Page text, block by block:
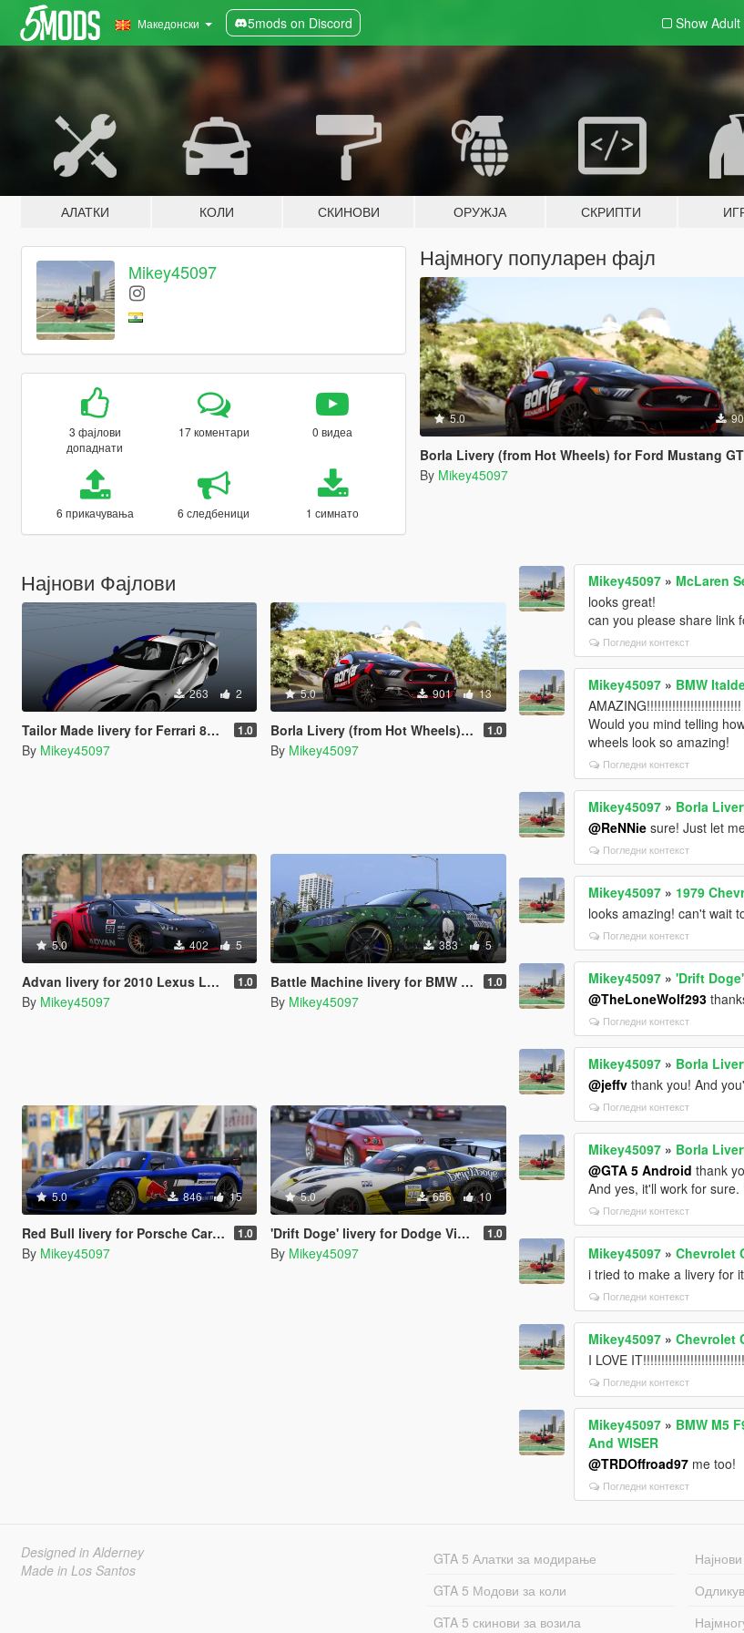
Македонски 5mods on Discord Show Adult
АЛАТКИ КОЛИ СКИНОВИ ОРУЖЈА СКРИПТИ
Mikey45097
3 фајлови
допаднати
17 коментари 0 видеа
6 прикачувања 6 следбеници 1 симнато
Најмногу популарен фајл
5.0
Borla Livery (from Hot Wheels) for Ford Mustang GT
By Mikey45097
Најнови Фајлови
263 2
Tailor Made livery for Ferrari 812 Superfast 1.0
By Mikey45097
5.0 901 13
Borla Livery (from Hot Wheels) for Ford Mustang GT 1.0
By Mikey45097
5.0 402 5
Advan livery for 2010 Lexus LF-A 1.0
By Mikey45097
383 5
Battle Machine livery for BMW M2 1.0
By Mikey45097
5.0 846 15
Red Bull livery for Porsche Carrera GT 1.0
By Mikey45097
5.0 656 10
'Drift Doge' livery for Dodge Viper ACR 1.0
By Mikey45097
Mikey45097 » McLaren
looks great!
can you please share link
Погледни контекст
Mikey45097 » BMW
AMAZING!!!!!!!!!!!!!!!!!!!!!!!!!!
Would you mind telling
wheels look so amazing!
Погледни контекст
Mikey45097 » Borla
@ReNNie sure! Just let
Погледни контекст
Mikey45097 » 1979
looks amazing! can't wait
Погледни контекст
Mikey45097 »'Drift
@TheLoneWolf293
Погледни контекст
Mikey45097 » Borla
@jeffv thank you! And
Погледни контекст
Mikey45097 » Borla
@GTA 5 Android thank
And yes, it'll work for
Погледни контекст
Mikey45097 »Chevrolet
i tried to make a livery for
Погледни контекст
Mikey45097 »Chevrolet
I LOVE
Погледни контекст
Mikey45097 » BMW M5
And WISER
@TRDOffroad97 me too!
Погледни контекст
Designed in Alderney
Made in Los Santos
GTA 5 Алатки за модирање
GTA 5 Модови за коли
GTA 5 скинови за возила